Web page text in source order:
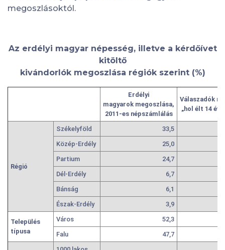
megoszlásoktól.
Az erdélyi magyar népesség, illetve a kérdőívet
kitöltő
kivándorlók megoszlása régiók szerint (%)
Erdélyi
magyarok megoszlása,
2011-es népszámlálás
Válaszadók
„hol élt 14
Régió
Székelyföld
33,5
Közép-Erdély
25,0
Partium
24,7
Dél-Erdély
6,7
Bánság
6,1
Észak-Erdély
3,9
Település
típusa
Város
52,3
Falu
47,7